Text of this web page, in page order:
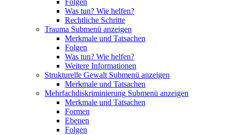
Folgen
Was tun? Wie helfen?
Rechtliche Schritte
Trauma Submenü anzeigen
Merkmale und Tatsachen
Folgen
Was tun? Wie helfen?
Weitere Informationen
Strukturelle Gewalt Submenü anzeigen
Merkmale und Tatsachen
Mehrfachdiskriminierung Submenü anzeigen
Merkmale und Tatsachen
Formen
Ebenen
Folgen